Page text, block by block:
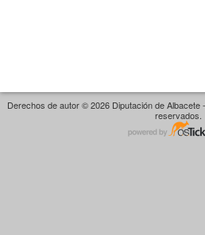
Derechos de autor © 2026 Diputación de
reservados.